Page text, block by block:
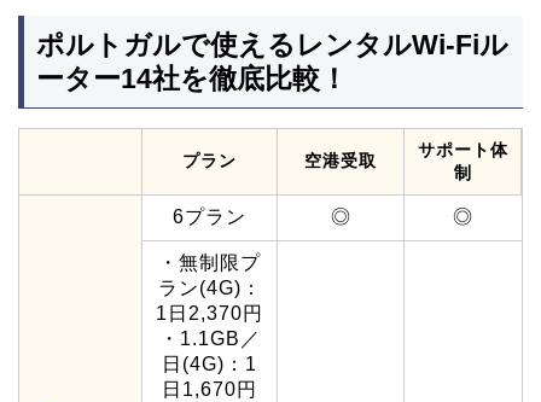
ポルトガルで使えるレンタルWi-Fiル
ーター14社を徹底比較！
プラン 空港受取
サポート体
制
6プラン ◎ ◎
・無制限プ
ラン(4G)：
1日2,370円
・1.1GB／
日(4G)：1
日1,670円